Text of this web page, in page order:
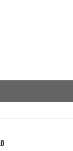
quantità